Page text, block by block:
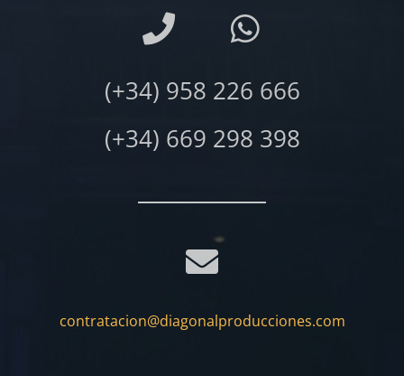
(+34) 958 226 666
(+34) 669 298 398
contratacion@diagonalproducciones.com